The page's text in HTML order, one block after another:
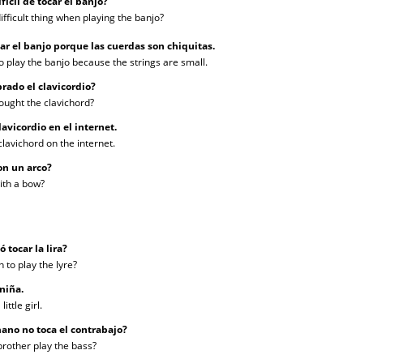
thing when playing the banjo?
el banjo porque las cuerdas son chiquitas.
play the banjo because the strings are small.
el clavicordio?
the clavichord?
en el internet.
on the internet.
un arco?
a bow?
tocar la lira?
to play the lyre?
little girl.
no toca el contrabajo?
play the bass?